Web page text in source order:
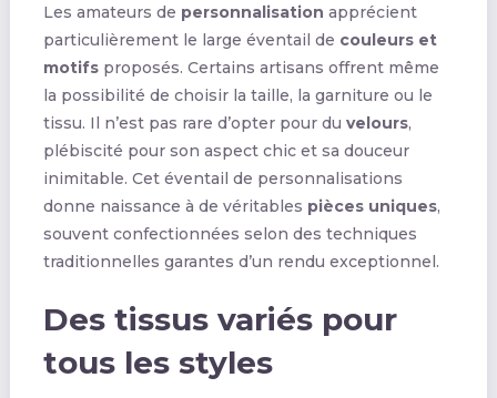
Les amateurs de personnalisation apprécient
particulièrement le large éventail de couleurs et
motifsproposés. Certains artisans offrent même
la possibilité de choisir la taille, la garniture ou le
tissu. Il n’est pas rare d’opter pour du velours,
plébiscité pour son aspect chic et sa douceur
inimitable. Cet éventail de personnalisations
donne naissance à de véritables pièces uniques,
souvent confectionnées selon des techniques
traditionnelles garantes d’un rendu exceptionnel.
Des tissus variés pour
tous les styles